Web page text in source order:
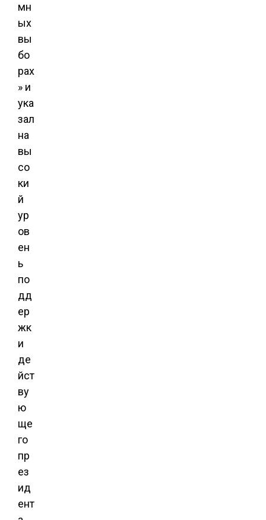
мн
ых
вы
бо
рах
» и
ука
зал
на
вы
со
ки
й
ур
ов
ен
ь
по
дд
ер
жк
и
де
йст
ву
ю
ще
го
пр
ез
ид
ент